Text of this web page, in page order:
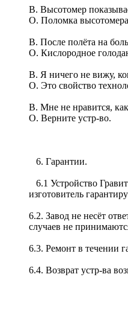
В. Высотомер
О. Поломка
В. После полёта на
О. Кислородное
В. Я ничего не вижу,
О. Это свойство
В. Мне не нравится,
О. Верните устр-во.
6. Гарантии.
6.1 Устройство
изготовитель
6.2. Завод не несёт
случаев не
6.3. Ремонт в течении
6.4. Возврат устр-ва